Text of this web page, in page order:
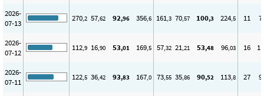
2026-
07-13
270,2 57,62 92,96 356,6 161,3 70,57 100,3 224,5 11 7
2026-
07-12
112,9 16,90 53,01 169,5 57,32 21,21 53,48 96,03 16 11
2026-
07-11
122,5 36,42 93,83 167,0 73,55 35,86 90,52 113,8 27 9